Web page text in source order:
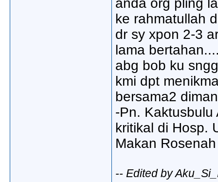
anda org pling
ke rahmatullah
dr sy xpon 2-3
lama
abg bob ku
kmi dpt
bersama2
-Pn. Kaktusbulu
kritikal di Hosp.
Makan
-- Edited by